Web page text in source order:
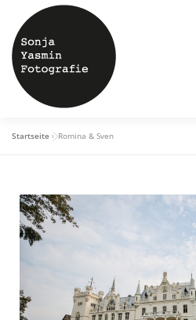
STUDIO KONTAKT
Startseite »Romina & Sven